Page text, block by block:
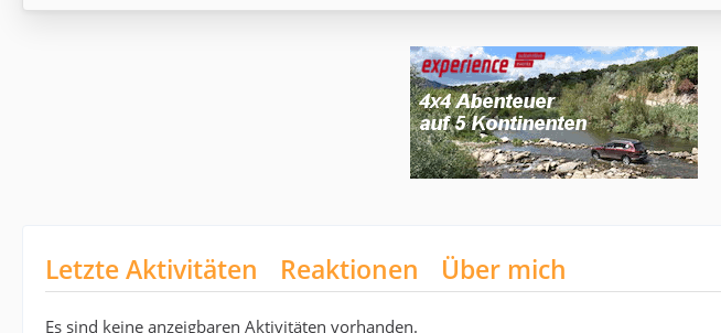
Letzte Aktivitäten Reaktionen Über mich
Es sind keine anzeigbaren Aktivitäten vorhanden.